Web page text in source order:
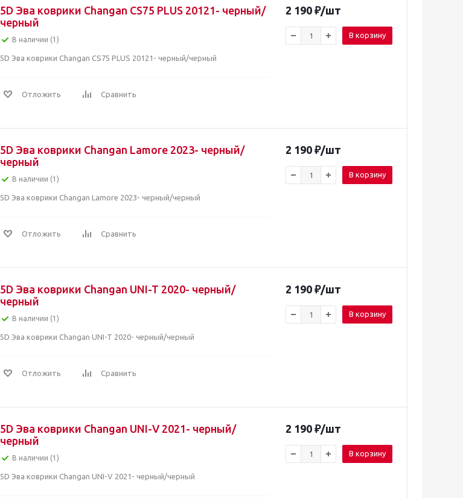
5D Эва коврики Changan CS75 PLUS 20121- черный/
черный
В наличии (1)
5D Эва коврики Changan CS75 PLUS 20121- черный/черный
Отложить Сравнить
2 190 ₽/шт
В корзину
5D Эва коврики Changan Lamore 2023- черный/
черный
В наличии (1)
5D Эва коврики Changan Lamore 2023- черный/черный
Отложить Сравнить
2 190 ₽/шт
В корзину
5D Эва коврики Changan UNI-T 2020- черный/
черный
В наличии (1)
5D Эва коврики Changan UNI-T 2020- черный/черный
Отложить Сравнить
2 190 ₽/шт
В корзину
5D Эва коврики Changan UNI-V 2021- черный/
черный
В наличии (1)
5D Эва коврики Changan UNI-V 2021- черный/черный
2 190 ₽/шт
В корзину